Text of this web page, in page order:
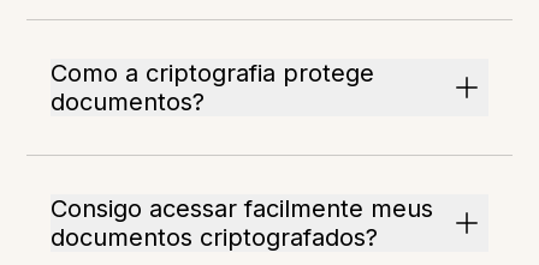
Como a criptografia protege
documentos?
Consigo acessar facilmente meus
documentos criptografados?